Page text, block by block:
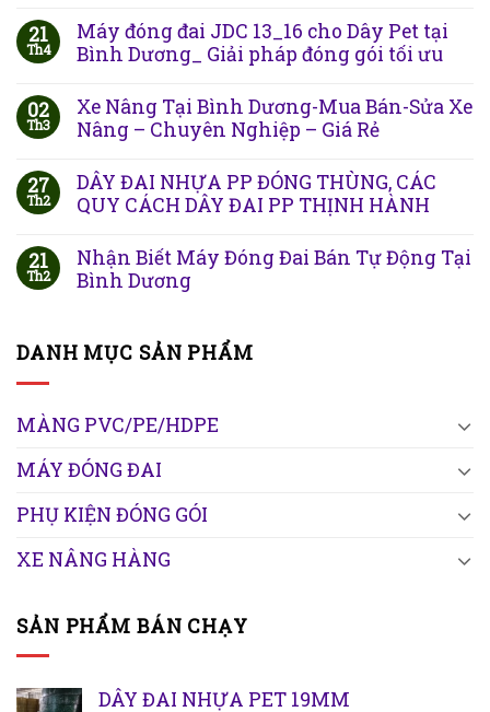
21
Th4
Máy đóng đai JDC 13_16 cho Dây Pet tại
Bình Dương_ Giải pháp đóng gói tối ưu
02
Th3
Xe Nâng Tại Bình Dương-Mua Bán-Sửa Xe
Nâng – Chuyên Nghiệp – Giá Rẻ
27
Th2
DÂY ĐAI NHỰA PP ĐÓNG THÙNG, CÁC
QUY CÁCH DÂY ĐAI PP THỊNH HÀNH
21
Th2
Nhận Biết Máy Đóng Đai Bán Tự Động Tại
Bình Dương
DANH MỤC SẢN PHẨM
MÀNG PVC/PE/HDPE
MÁY ĐÓNG ĐAI
PHỤ KIỆN ĐÓNG GÓI
XE NÂNG HÀNG
SẢN PHẨM BÁN CHẠY
DÂY ĐAI NHỰA PET 19MM